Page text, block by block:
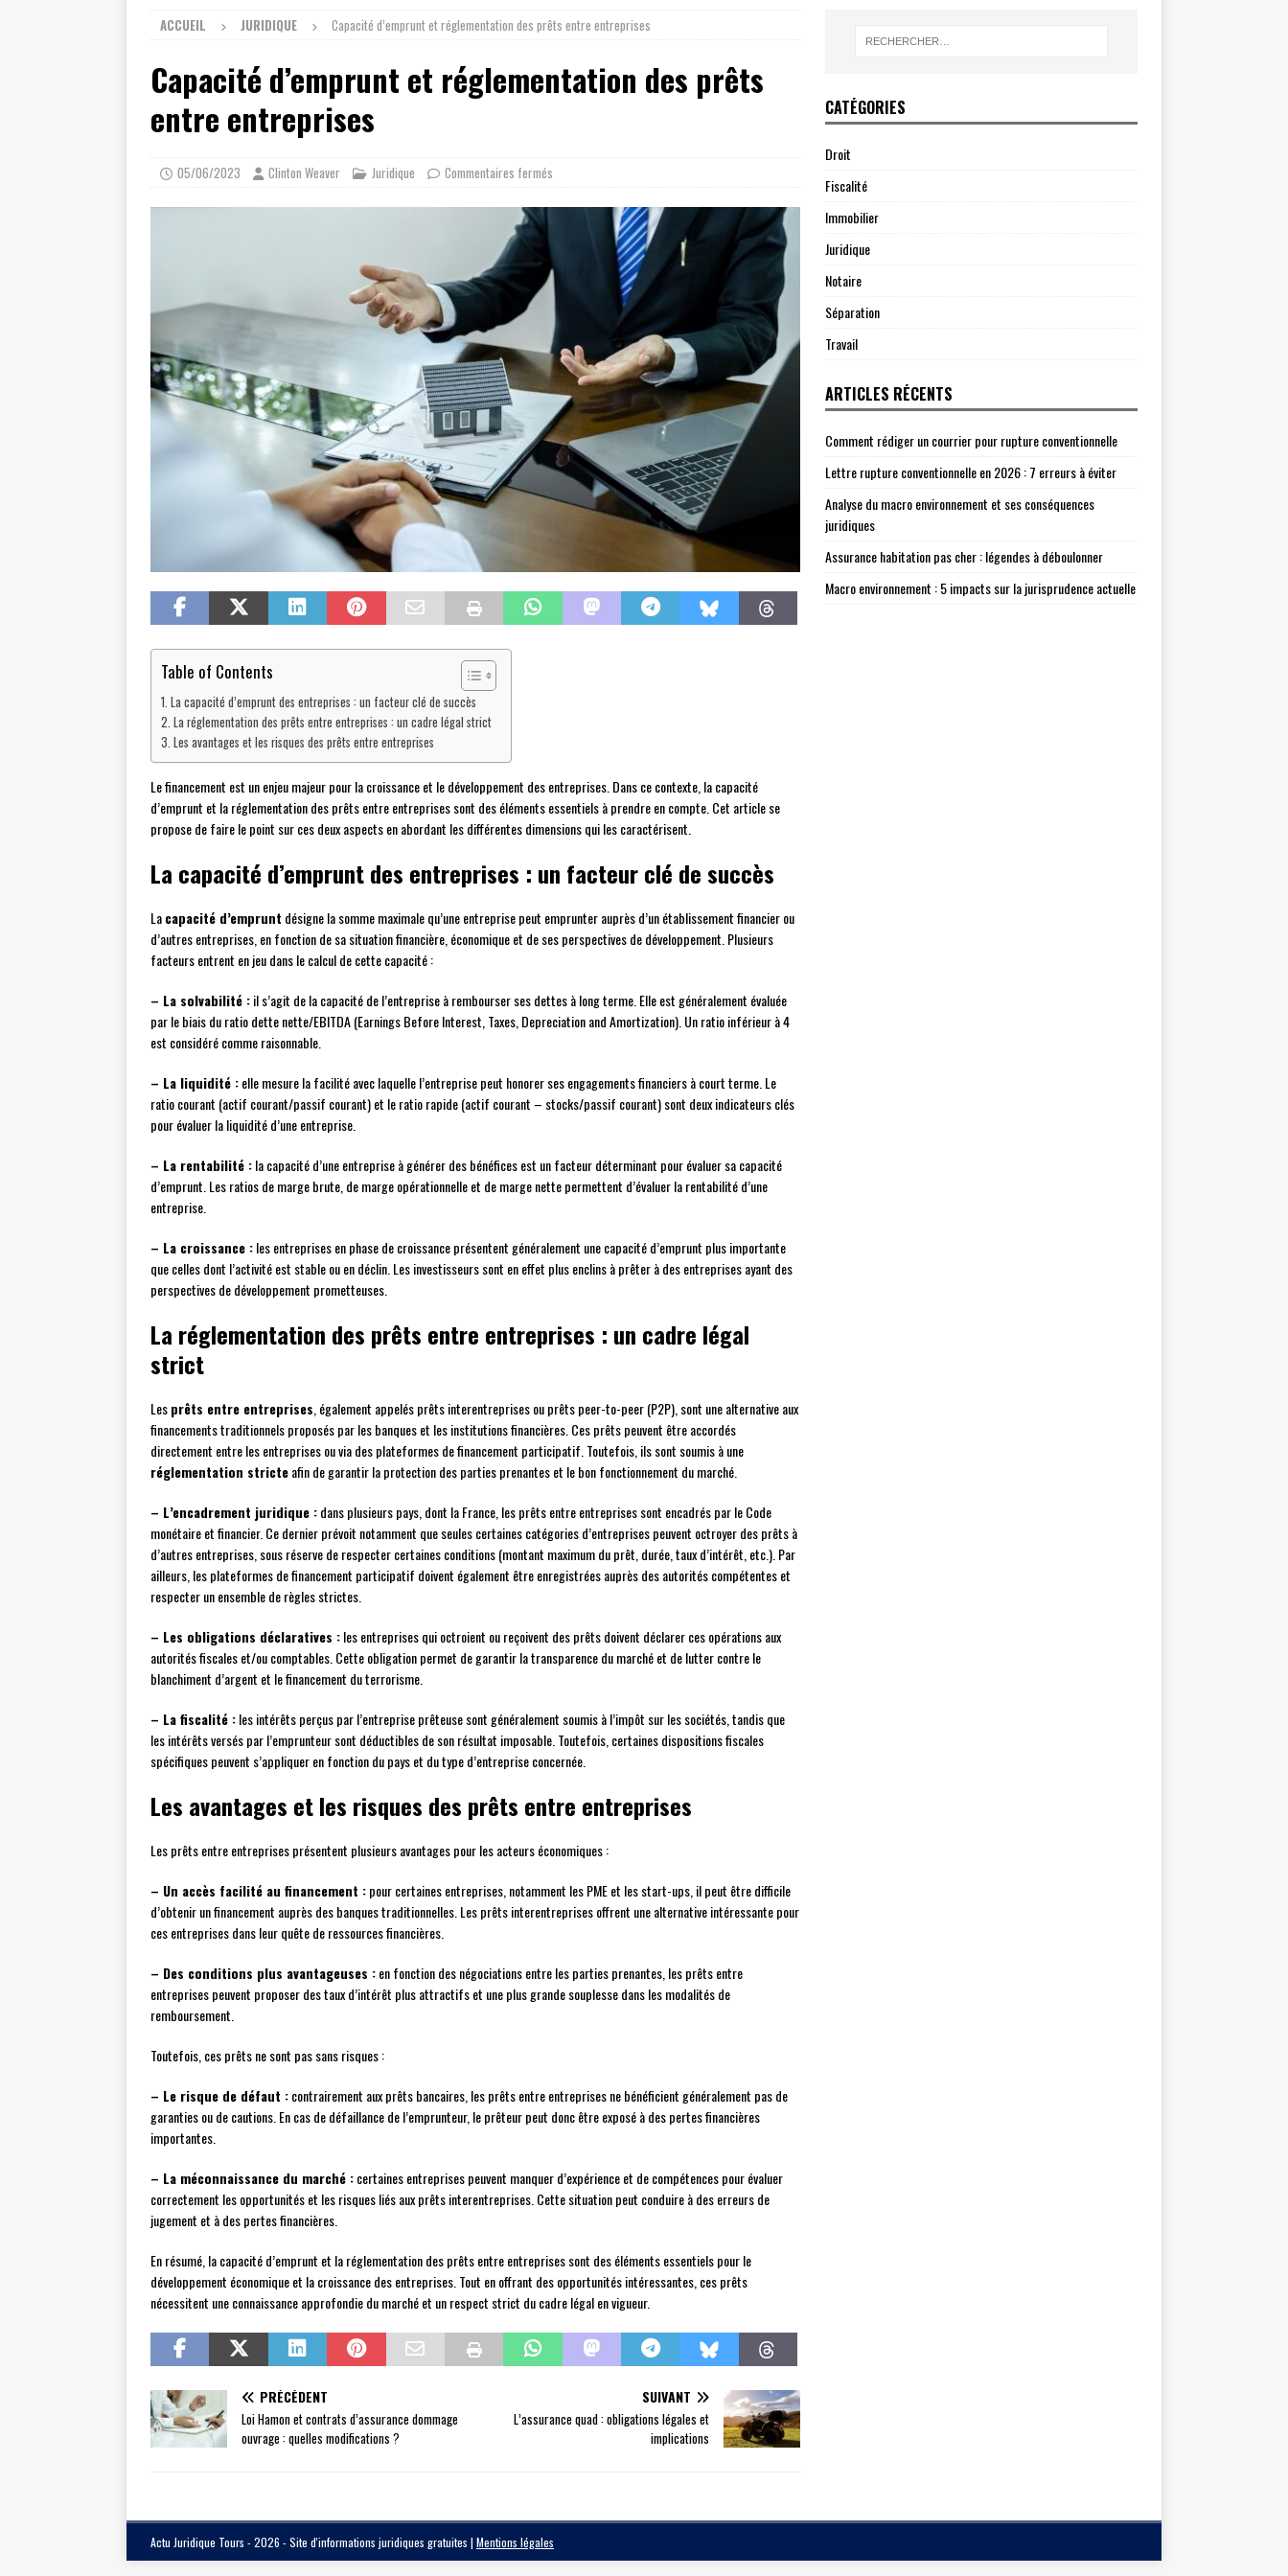
ACCUEIL JURIDIQUE Capacité d’emprunt et réglementation des prêts entre entreprises
Capacité d’emprunt et réglementation des prêts
entre entreprises
05/06/2023 Clinton Weaver Juridique Commentaires fermés
Table of Contents
La capacité d’emprunt des entreprises : un facteur clé de succès
La réglementation des prêts entre entreprises : un cadre légal strict
Les avantages et les risques des prêts entre entreprises
Le financement est un enjeu majeur pour la croissance et le développement des entreprises. Dans ce contexte, la capacité
d’emprunt et la réglementation des prêts entre entreprises sont des éléments essentiels à prendre en compte. Cet article se
propose de faire le point sur ces deux aspects en abordant les différentes dimensions qui les caractérisent.
La capacité d’emprunt des entreprises : un facteur clé de succès
Lacapacité d’emprunt désigne la somme maximale qu’une entreprise peut emprunter auprès d’un établissement financier ou
d’autres entreprises, en fonction de sa situation financière, économique et de ses perspectives de développement. Plusieurs
facteurs entrent en jeu dans le calcul de cette capacité :
– La solvabilité :il s’agit de la capacité de l’entreprise à rembourser ses dettes à long terme. Elle est généralement évaluée
par le biais du ratio dette nette/EBITDA (Earnings Before Interest, Taxes, Depreciation and Amortization). Un ratio inférieur à 4
est considéré comme raisonnable.
– La liquidité :elle mesure la facilité avec laquelle l’entreprise peut honorer ses engagements financiers à court terme. Le
ratio courant (actif courant/passif courant) et le ratio rapide (actif courant – stocks/passif courant) sont deux indicateurs clés
pour évaluer la liquidité d’une entreprise.
– La rentabilité :la capacité d’une entreprise à générer des bénéfices est un facteur déterminant pour évaluer sa capacité
d’emprunt. Les ratios de marge brute, de marge opérationnelle et de marge nette permettent d’évaluer la rentabilité d’une
entreprise.
– La croissance :les entreprises en phase de croissance présentent généralement une capacité d’emprunt plus importante
que celles dont l’activité est stable ou en déclin. Les investisseurs sont en effet plus enclins à prêter à des entreprises ayant des
perspectives de développement prometteuses.
La réglementation des prêts entre entreprises : un cadre légal
strict
Lesprêts entre entreprises , également appelés prêts interentreprises ou prêts peer-to-peer (P2P), sont une alternative aux
financements traditionnels proposés par les banques et les institutions financières. Ces prêts peuvent être accordés
directement entre les entreprises ou via des plateformes de financement participatif. Toutefois, ils sont soumis à une
réglementation stricteafin de garantir la protection des parties prenantes et le bon fonctionnement du marché.
– L’encadrement juridique :dans plusieurs pays, dont la France, les prêts entre entreprises sont encadrés par le Code
monétaire et financier. Ce dernier prévoit notamment que seules certaines catégories d’entreprises peuvent octroyer des prêts à
d’autres entreprises, sous réserve de respecter certaines conditions (montant maximum du prêt, durée, taux d’intérêt, etc.). Par
ailleurs, les plateformes de financement participatif doivent également être enregistrées auprès des autorités compétentes et
respecter un ensemble de règles strictes.
– Les obligations déclaratives :les entreprises qui octroient ou reçoivent des prêts doivent déclarer ces opérations aux
autorités fiscales et/ou comptables. Cette obligation permet de garantir la transparence du marché et de lutter contre le
blanchiment d’argent et le financement du terrorisme.
– La fiscalité :les intérêts perçus par l’entreprise prêteuse sont généralement soumis à l’impôt sur les sociétés, tandis que
les intérêts versés par l’emprunteur sont déductibles de son résultat imposable. Toutefois, certaines dispositions fiscales
spécifiques peuvent s’appliquer en fonction du pays et du type d’entreprise concernée.
Les avantages et les risques des prêts entre entreprises
Les prêts entre entreprises présentent plusieurs avantages pour les acteurs économiques :
– Un accès facilité au financement :pour certaines entreprises, notamment les PME et les start-ups, il peut être difficile
d’obtenir un financement auprès des banques traditionnelles. Les prêts interentreprises offrent une alternative intéressante pour
ces entreprises dans leur quête de ressources financières.
– Des conditions plus avantageuses :en fonction des négociations entre les parties prenantes, les prêts entre
entreprises peuvent proposer des taux d’intérêt plus attractifs et une plus grande souplesse dans les modalités de
remboursement.
Toutefois, ces prêts ne sont pas sans risques :
– Le risque de défaut :contrairement aux prêts bancaires, les prêts entre entreprises ne bénéficient généralement pas de
garanties ou de cautions. En cas de défaillance de l’emprunteur, le prêteur peut donc être exposé à des pertes financières
importantes.
– La méconnaissance du marché :certaines entreprises peuvent manquer d’expérience et de compétences pour évaluer
correctement les opportunités et les risques liés aux prêts interentreprises. Cette situation peut conduire à des erreurs de
jugement et à des pertes financières.
En résumé, la capacité d’emprunt et la réglementation des prêts entre entreprises sont des éléments essentiels pour le
développement économique et la croissance des entreprises. Tout en offrant des opportunités intéressantes, ces prêts
nécessitent une connaissance approfondie du marché et un respect strict du cadre légal en vigueur.
PRÉCÉDENT
Loi Hamon et contrats d’assurance dommage
ouvrage : quelles modifications ?
SUIVANT
L’assurance quad : obligations légales et
implications
CATÉGORIES
Droit
Fiscalité
Immobilier
Juridique
Notaire
Séparation
Travail
ARTICLES RÉCENTS
Comment rédiger un courrier pour rupture conventionnelle
Lettre rupture conventionnelle en 2026 : 7 erreurs à éviter
Analyse du macro environnement et ses conséquences
juridiques
Assurance habitation pas cher : légendes à déboulonner
Macro environnement : 5 impacts sur la jurisprudence actuelle
Actu Juridique Tours - 2026 - Site d'informations juridiques gratuites | Mentions légales